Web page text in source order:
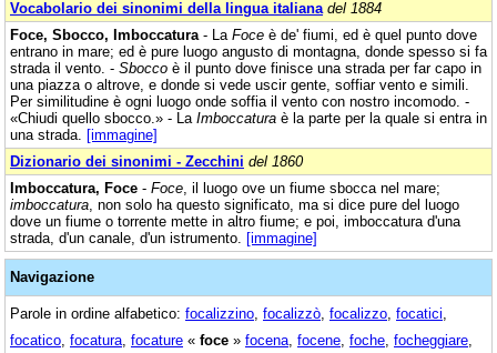
Vocabolario dei sinonimi della lingua italiana del 1884
Foce, Sbocco, Imboccatura - La Foce è de' fiumi, ed è quel punto dove
entrano in mare; ed è pure luogo angusto di montagna, donde spesso si fa
strada il vento. - Sbocco è il punto dove finisce una strada per far capo in
una piazza o altrove, e donde si vede uscir gente, soffiar vento e simili.
Per similitudine è ogni luogo onde soffia il vento con nostro incomodo. -
«Chiudi quello sbocco.» - La Imboccatura è la parte per la quale si entra in
una strada. [immagine]
Dizionario dei sinonimi - Zecchini del 1860
Imboccatura, Foce - Foce , il luogo ove un fiume sbocca nel mare;
imboccatura , non solo ha questo significato, ma si dice pure del luogo
dove un fiume o torrente mette in altro fiume; e poi, imboccatura d'una
strada, d'un canale, d'un istrumento. [immagine]
Navigazione
Parole in ordine alfabetico: focalizzino focalizzò focalizzo focatici
focatico focatura focature « foce » focena focene foche focheggiare